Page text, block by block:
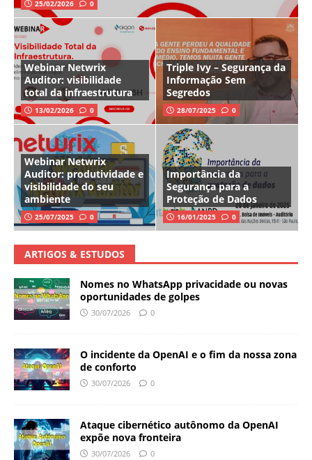
25/02/2026 0
Webinar Netwrix
Auditor: visibilidade
total da infraestrutura
13/02/2026 0
Triple Ivy – Segurança da
Informação Sem
Segredos
28/07/2025 0
Webinar Netwrix
Auditor: produtividade e
visibilidade do seu
ambiente
25/07/2025 0
Importância da
Segurança para a
Proteção de Dados
16/01/2025 0
ARTIGOS & ESTUDOS
Nomes no WhatsApp privacidade ou novas
oportunidades de golpes
30/07/2026 0
O incidente da OpenAI e o fim da nossa zona
de conforto
30/07/2026 0
Ataque cibernético autônomo da OpenAI
expõe nova fronteira
30/07/2026 0